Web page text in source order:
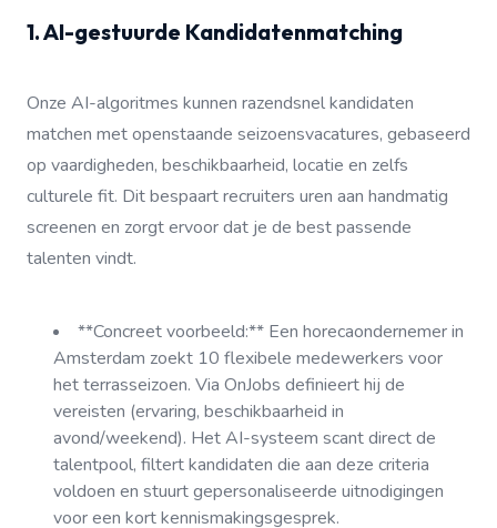
1. AI-gestuurde Kandidatenmatching
Onze AI-algoritmes kunnen razendsnel kandidaten
matchen met openstaande seizoensvacatures, gebaseerd
op vaardigheden, beschikbaarheid, locatie en zelfs
culturele fit. Dit bespaart recruiters uren aan handmatig
screenen en zorgt ervoor dat je de best passende
talenten vindt.
**Concreet voorbeeld:** Een horecaondernemer in
Amsterdam zoekt 10 flexibele medewerkers voor
het terrasseizoen. Via OnJobs definieert hij de
vereisten (ervaring, beschikbaarheid in
avond/weekend). Het AI-systeem scant direct de
talentpool, filtert kandidaten die aan deze criteria
voldoen en stuurt gepersonaliseerde uitnodigingen
voor een kort kennismakingsgesprek.